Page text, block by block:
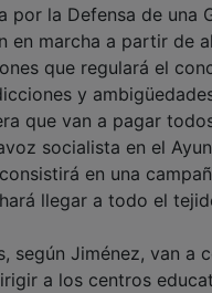
por la Defensa de una
en marcha a partir de
que regulará el
y
que van a pagar
socialista en el
en una
llegar a todo el
según Jiménez, van a
a los centros